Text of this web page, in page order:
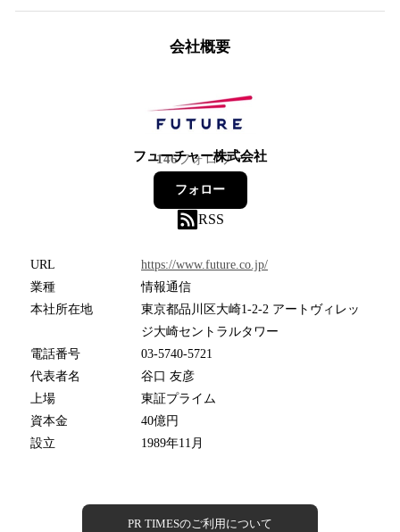
会社概要
フューチャー株式会社
146フォロワー
フォロー
RSS
URL
https://www.future.co.jp/
業種
情報通信
本社所在地
東京都品川区大崎1-2-2 アートヴィレッ
ジ大崎セントラルタワー
電話番号
03-5740-5721
代表者名
谷口 友彦
上場
東証プライム
資本金
40億円
設立
1989年11月
PR TIMESのご利用について